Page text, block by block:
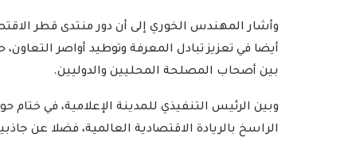
وأشار المهندس الخوري إلى أن دور منتدى قطر
بين أصحاب المصلحة المحليين والدوليين.
وبين الرئيس التنفيذي للمدينة الإعلامية، في
الراسخ بالريادة الاقتصادية العالمية، فضلا عن